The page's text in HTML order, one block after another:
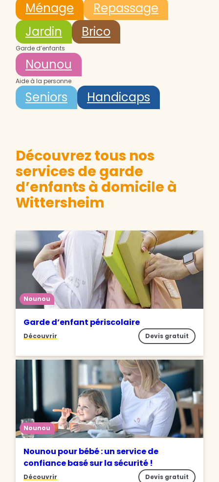
Ménage
Repassage
Jardin
Brico
Garde d’enfants
Nounou
Aide à la personne
Seniors Handicaps
Découvrez tous nos
services de garde
d’enfants à domicile à
Wittersheim
Nounou
Garde d’enfant périscolaire
Découvrir Devis gratuit
Nounou
Nounou pour bébé : un service de
confiance basé sur la sécurité !
Découvrir Devis gratuit